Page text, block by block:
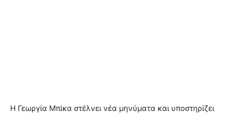
Η Γεωργία Μπίκα στέλνει νέα μηνύματα και υποστηρίζει